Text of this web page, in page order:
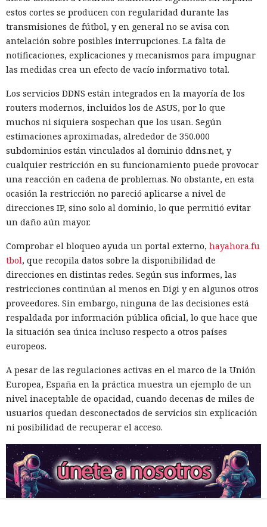
estos cortes se producen con regularidad durante las
transmisiones de fútbol, y en general no se avisa con
antelación sobre posibles interrupciones. La falta de
notificaciones, explicaciones y mecanismos para impugnar
las medidas crea un efecto de vacío informativo total.
Los servicios DDNS están integrados en la mayoría de los
routers modernos, incluidos los de ASUS, por lo que
muchos ni siquiera sospechan que los usan. Según
estimaciones aproximadas, alrededor de 350.000
subdominios están vinculados al dominio ddns.net, y
cualquier restricción en su funcionamiento puede provocar
una reacción en cadena de problemas. No obstante, en esta
ocasión la restricción no pareció aplicarse a nivel de
direcciones IP, sino solo al dominio, lo que permitió evitar
un daño aún mayor.
Comprobar el bloqueo ayuda un portal externo, hayahora.fu
tbol, que recopila datos sobre la disponibilidad de
direcciones en distintas redes. Según sus informes, las
restricciones continúan al menos en Digi y en algunos otros
proveedores. Sin embargo, ninguna de las decisiones está
respaldada por información pública oficial, lo que hace que
la situación sea única incluso respecto a otros países
europeos.
A pesar de las regulaciones activas en el marco de la Unión
Europea, España en la práctica muestra un ejemplo de un
nivel inaceptable de opacidad, cuando decenas de miles de
usuarios quedan desconectados de servicios sin explicación
ni posibilidad de recuperar el acceso.